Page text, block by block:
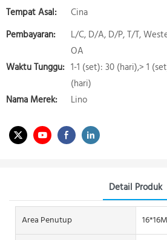
Tempat Asal:
Cina
Pembayaran:
L/C, D/A, D/P, T/T,
OA
Waktu Tunggu: 1-1 (set): 30 (hari),> 1
(hari)
Nama Merek:
Lino
Detail Produk
Area Penutup
16*16M